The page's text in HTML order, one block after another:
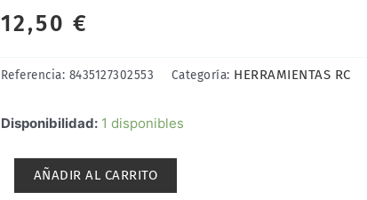
12,50 €
Referencia: 8435127302553 Categoría: HERRAMIENTAS RC
Disponibilidad: 1 disponibles
LLAVE
AÑADIR AL CARRITO